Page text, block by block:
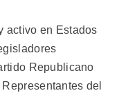
activo en Estados
Republicano
del